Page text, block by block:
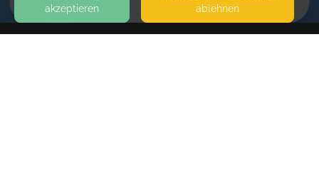
HOME
akzeptieren
ablehnen